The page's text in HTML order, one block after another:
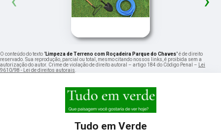
O conteúdo do texto "Limpeza de Terreno com Roçadeira Parque do Chaves" é de direito
reservado. Sua reprodução, parcial ou total, mesmo citando nossos links, é proibida sem a
autorização do autor. Crime de violação de direito autoral – artigo 184 do Código Penal – Lei
9610/98 - Lei de direitos autorais.
Tudo em Verde